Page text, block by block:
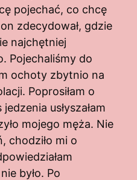
pojechać, co chcę
zdecydował, gdzie
najchętniej
Pojechaliśmy do
ochoty zbytnio na
Poprosiłam o
usłyszałam
mojego męża. Nie
chodziło mi o
było. Po